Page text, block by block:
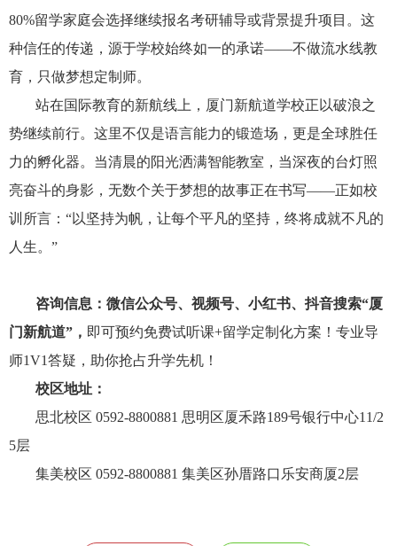
80%留学家庭会选择继续报名考研辅导或背景提升项目。这
种信任的传递，源于学校始终如一的承诺——不做流水线教
育，只做梦想定制师。
站在国际教育的新航线上，厦门新航道学校正以破浪之
势继续前行。这里不仅是语言能力的锻造场，更是全球胜任
力的孵化器。当清晨的阳光洒满智能教室，当深夜的台灯照
亮奋斗的身影，无数个关于梦想的故事正在书写——正如校
训所言：“以坚持为帆，让每个平凡的坚持，终将成就不凡的
人生。”
咨询信息：微信公众号、视频号、小红书、抖音搜索“厦
门新航道”， 即可预约免费试听课+留学定制化方案！专业导
师1V1答疑，助你抢占升学先机！
校区地址：
思北校区 0592-8800881 思明区厦禾路189号银行中心11/2
5层
集美校区 0592-8800881 集美区孙厝路口乐安商厦2层